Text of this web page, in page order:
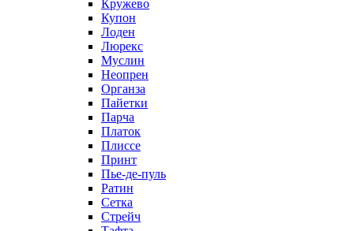
Кружево
Купон
Лоден
Люрекс
Муслин
Неопрен
Органза
Пайетки
Парча
Платок
Плиссе
Принт
Пье-де-пуль
Ратин
Сетка
Стрейч